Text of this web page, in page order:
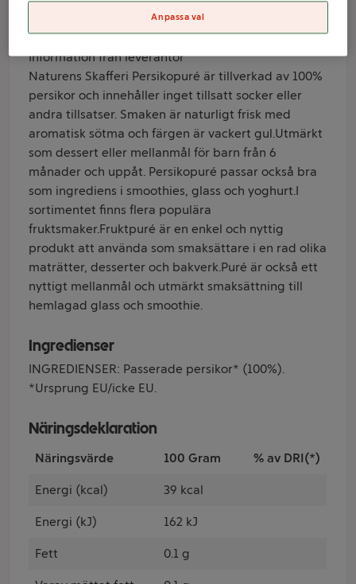
Produktinformation
Information från leverantör
Naturens Skafferi Persikopuré är tillverkad av 100%
persikor och innehåller inget tillsatt socker eller
andra tillsatser. Smaken är naturligt frisk med
aromatisk sötma och färgen är vackert gul.Utmärkt
som dessert eller mellanmål för barn från 6
månader och uppåt. Persikopuré passar också bra
som ingrediens i smoothies, glass och yoghurt.I
sortimentet finns flera populära
fruktsmaker.Fruktpuré är en enkel och nyttig
produkt att använda som smaksättare i en rad olika
maträtter, desserter och bakverk.Puré är också ett
nyttigt mellanmål och utmärkt smaksättning till
hemlagad glass och smoothie.
Ingredienser
INGREDIENSER: Passerade persikor* (100%).
*Ursprung EU/icke EU.
Näringsdeklaration
Näringsvärde 100 Gram % av DRI(*)
Energi (kcal) 39 kcal
Energi (kJ) 162 kJ
Fett 0.1 g
Anpassa val